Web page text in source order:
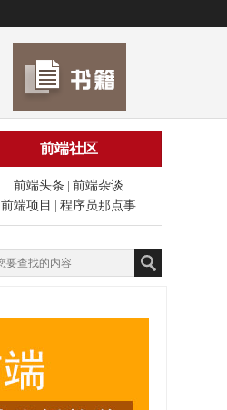
前端社区
前端头条
前端杂谈
前端项目
程序员那点事